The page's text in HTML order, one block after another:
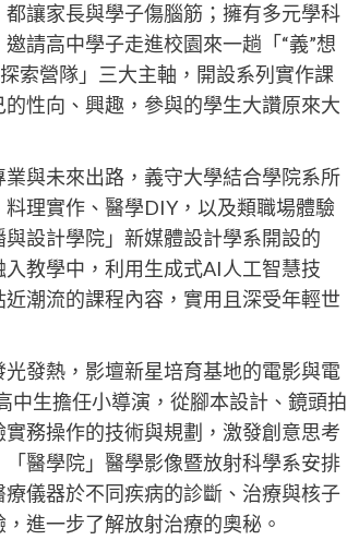
讓家長與學子傷腦筋；擁有多元學科
請高中學子走進校園來一趟「“義”想
索營隊」三大主軸，開設系列實作課
性向、興趣，參與的學生大讚原來大
與未來出路，義守大學結合學院系所
理實作、醫學DIY，以及類職場體驗
設計學院」新媒體設計學系開設的
教學中，利用生成式AI人工智慧技
潮流的課程內容，實用且深受年輕世
發熱，影壇新星培育基地的電影與電
中生擔任小導演，從腳本設計、鏡頭拍
務操作的技術與規劃，激發創意思考
醫學院」醫學影像暨放射科學系安排
儀器於不同疾病的診斷、治療與核子
進一步了解放射治療的奧秘。